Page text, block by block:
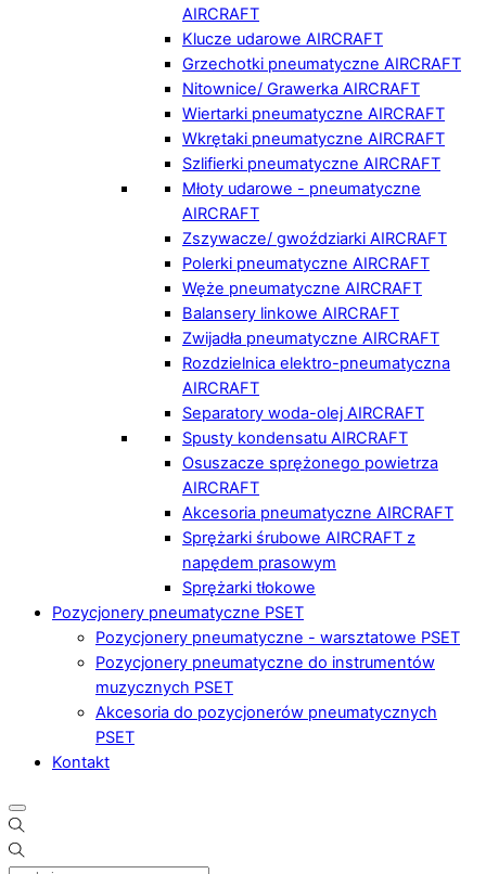
AIRCRAFT
Klucze udarowe AIRCRAFT
Grzechotki pneumatyczne AIRCRAFT
Nitownice/ Grawerka AIRCRAFT
Wiertarki pneumatyczne AIRCRAFT
Wkrętaki pneumatyczne AIRCRAFT
Szlifierki pneumatyczne AIRCRAFT
Młoty udarowe - pneumatyczne
AIRCRAFT
Zszywacze/ gwoździarki AIRCRAFT
Polerki pneumatyczne AIRCRAFT
Węże pneumatyczne AIRCRAFT
Balansery linkowe AIRCRAFT
Zwijadła pneumatyczne AIRCRAFT
Rozdzielnica elektro-pneumatyczna
AIRCRAFT
Separatory woda-olej AIRCRAFT
Spusty kondensatu AIRCRAFT
Osuszacze sprężonego powietrza
AIRCRAFT
Akcesoria pneumatyczne AIRCRAFT
Sprężarki śrubowe AIRCRAFT z
napędem prasowym
Sprężarki tłokowe
Pozycjonery pneumatyczne PSET
Pozycjonery pneumatyczne - warsztatowe PSET
Pozycjonery pneumatyczne do instrumentów
muzycznych PSET
Akcesoria do pozycjonerów pneumatycznych
PSET
Kontakt